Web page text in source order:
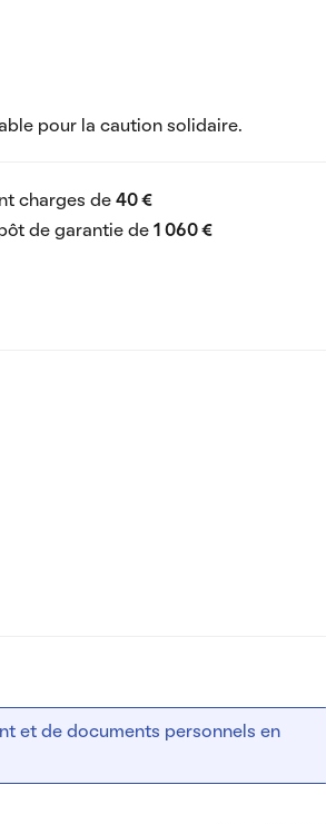
pour la caution solidaire.
charges de40 €
de garantie de1 060 €
et de documents personnels en